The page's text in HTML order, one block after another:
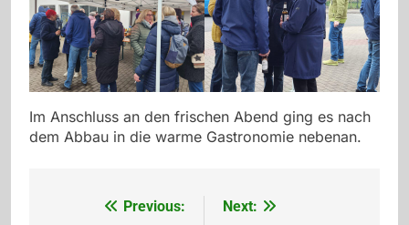
Im Anschluss an den frischen Abend ging es nach
dem Abbau in die warme Gastronomie nebenan.
Beitragsnavigation
Previous:
Next: